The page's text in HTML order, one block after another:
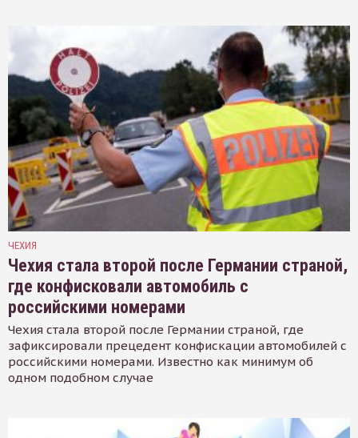
ЧЕХИЯ
Чехия стала второй после Германии страной,
где конфисковали автомобиль с
российскими номерами
Чехия стала второй после Германии страной, где
зафиксировали прецедент конфискации автомобилей с
российскими номерами. Известно как минимум об
одном подобном случае